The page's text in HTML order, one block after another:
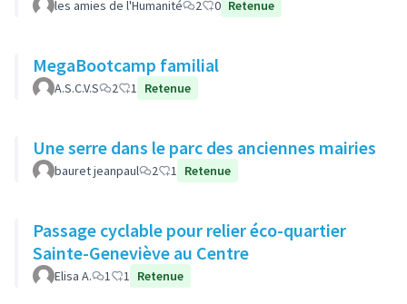
les amies de l'Humanité 2 0 Retenue
MegaBootcamp familial
A.S.C.V.S 2 1 Retenue
Une serre dans le parc des anciennes mairies
bauret jeanpaul 2 1 Retenue
Passage cyclable pour relier éco-quartier
Sainte-Geneviève au Centre
Elisa A. 1 1 Retenue